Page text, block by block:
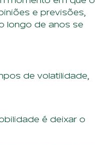
e previsões,
longo de anos se
de volatilidade,
é deixar o